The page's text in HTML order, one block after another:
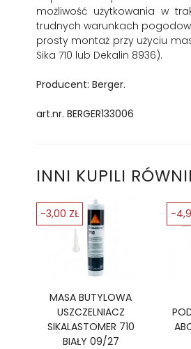
możliwość użytkowania w
trudnych warunkach
prosty montaż przy użyciu
Sika 710 lub Dekalin 8936).
Producent: Berger.
art.nr. BERGER133006
INNI KUPILI
MASA BUTYLOWA
USZCZELNIACZ
SIKALASTOMER 710
BIAŁY 09/27
-3,00 ZŁ -